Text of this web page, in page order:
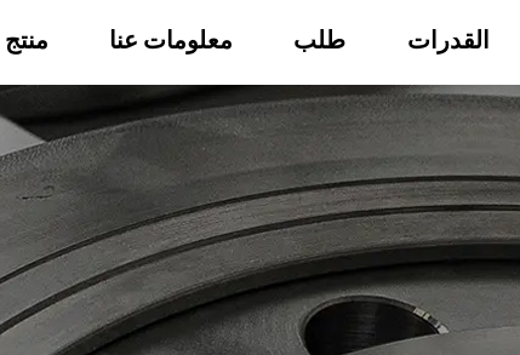
منتج معلومات عنا طلب القدرات